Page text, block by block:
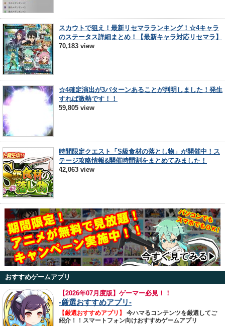
スカウトで狙え！最新リセマラランキング！☆4キャラ
のステータス詳細まとめ！【最新キャラ対応リセマラ】
70,183 view
☆4確定演出が3パターンあることが判明しました！発生
すれば激熱です！！
59,805 view
時間限定クエスト「S級食材の落とし物」が開催中！ス
テージ攻略情報&開催時間割をまとめてみました！
42,063 view
おすすめゲームアプリ
【2026年07月度版】ゲーマー必見！！
-厳選おすすめアプリ-
【厳選おすすめアプリ】
今ハマるコンテンツを厳選してご
紹介！！スマートフォン向けおすすめゲームアプリ